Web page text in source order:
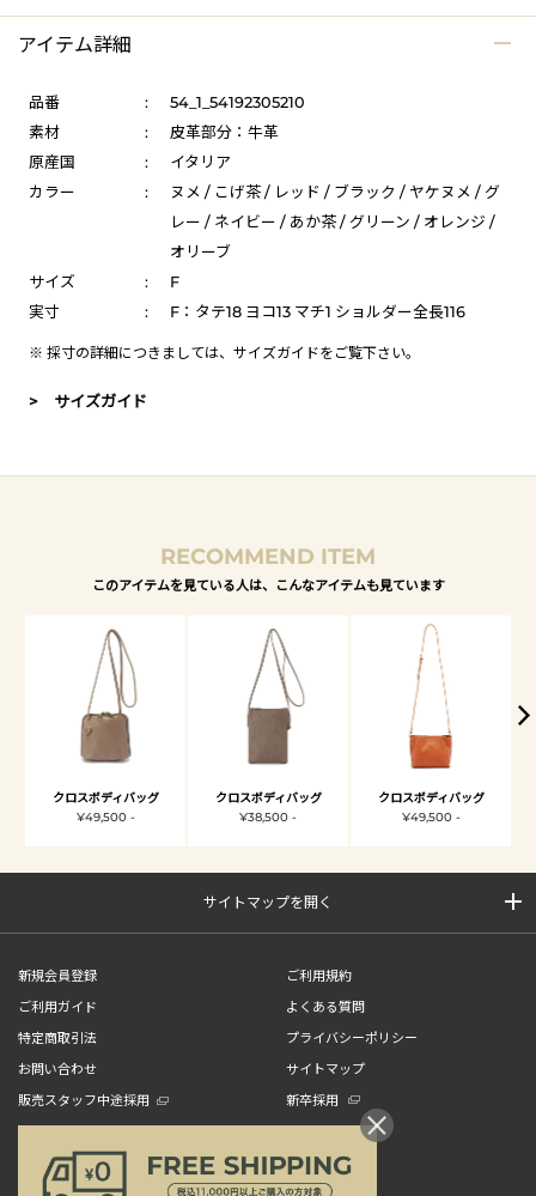
アイテム詳細
品番 :
54_1_54192305210
素材
:
皮革部分：牛革
原産国
:
イタリア
カラー
:
ヌメ / こげ茶 / レッド / ブラック / ヤケヌメ / グ
レー / ネイビー / あか茶 / グリーン / オレンジ /
オリーブ
サイズ
:
F
実寸
: F：タテ18 ヨコ13 マチ1 ショルダー全長116
※ 採寸の詳細につきましては、 サイズガイドをご覧下さい。
> サイズガイド
RECOMMEND ITEM
このアイテムを見ている人は、こんなアイテムも見ています
クロスボディバッグ
¥49,500 -
クロスボディバッグ
¥38,500 -
クロスボディバッグ
¥49,500 -
サイトマップを開く
新規会員登録
ご利用規約
ご利用ガイド
よくある質問
特定商取引法
プライバシーポリシー
お問い合わせ
サイトマップ
販売スタッフ中途採用
新卒採用